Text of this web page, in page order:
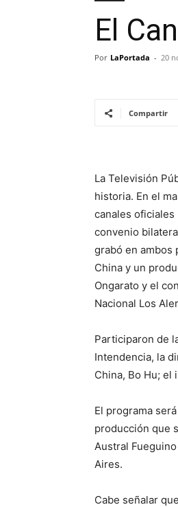
El
Por LaPortada - 20
Compartir
La Televisión
historia. En el
canales
convenio
grabó en ambos
China y un
Ongarato y el
Nacional Los
Participaron de
Intendencia, la
China, Bo Hu; el
El programa
producción que
Austral
Aires.
Cabe señalar